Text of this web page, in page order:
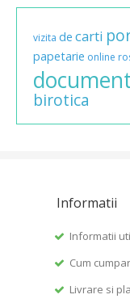
vizita de carti
papetarie online
birotica
Informatii
Informatii
Cum cumpar
Livrare si